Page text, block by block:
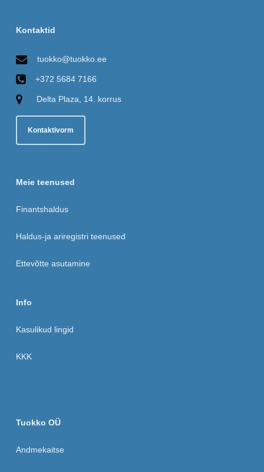
Kontaktid
tuokko@tuokko.ee
+372 5684 7166
Delta Plaza, 14. korrus
Kontaktivorm
Meie teenused
Finantshaldus
Haldus-ja ariregistri teenused
Ettevõtte asutamine
Info
Kasulikud lingid
KKK
Tuokko OÜ
Andmekaitse